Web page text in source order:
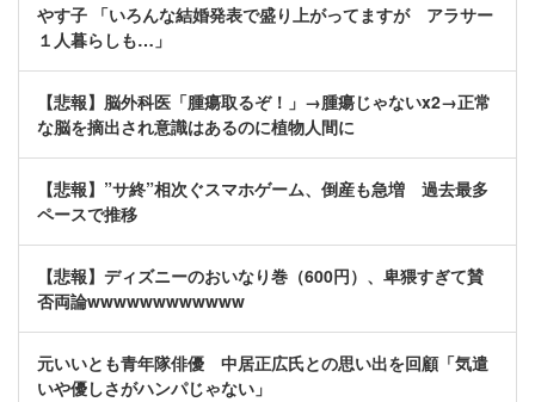
やす子 「いろんな結婚発表で盛り上がってますが アラサー
１人暮らしも…」
【悲報】脳外科医「腫瘍取るぞ！」→腫瘍じゃないx2→正常
な脳を摘出され意識はあるのに植物人間に
【悲報】”サ終”相次ぐスマホゲーム、倒産も急増 過去最多
ペースで推移
【悲報】ディズニーのおいなり巻（600円）、卑猥すぎて賛
否両論wwwwwwwwwwww
元いいとも青年隊俳優 中居正広氏との思い出を回顧「気遣
いや優しさがハンパじゃない」